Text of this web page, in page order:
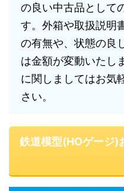
の良い中古品として
す。外箱や取扱説明
の有無や、状態の良
は金額が変動いたし
に関しましてはお気
さい。
鉄道模型(HOゲージ)